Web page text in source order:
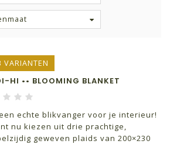
VARIANTEN
HI •• BLOOMING BLANKET
echte blikvanger voor je interieur!
nu kiezen uit drie prachtige,
geweven plaids van 200×230